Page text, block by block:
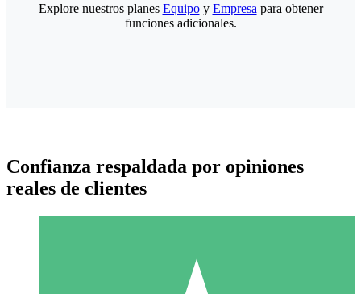
Explore nuestros planes Equipoy Empresa para obtener
funciones adicionales.
Confianza respaldada por opiniones
reales de clientes